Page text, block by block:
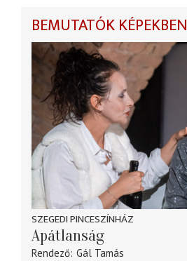
BEMUTATÓK KÉPEKBEN
SZEGEDI PINCESZÍNHÁZ
Apátlanság
Rendező Gál Tamás